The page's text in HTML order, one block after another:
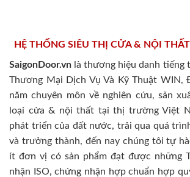
HỆ THỐNG SIÊU THỊ CỬA & NỘI
SaigonDoor.vn là thương hiệu danh tiếng
Thương Mại Dịch Vụ Và Kỹ Thuật WIN,
năm chuyên môn về nghiên cứu, sản
loại cửa & nội thất tại thị trường Việt
phát triển của đất nước, trải qua quá
và trưởng thành, đến nay chúng tôi tự
ít đơn vị có sản phẩm đạt được những
nhận ISO, chứng nhận hợp chuẩn hợp